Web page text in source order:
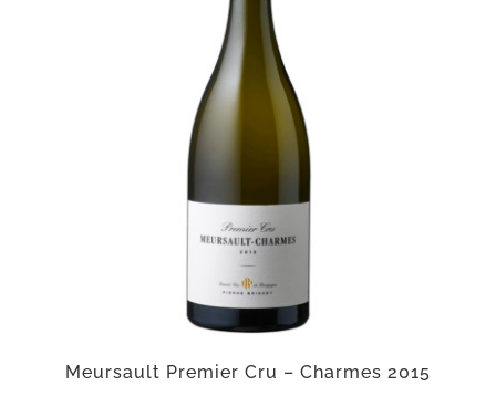
Meursault Premier Cru – Charmes 2015